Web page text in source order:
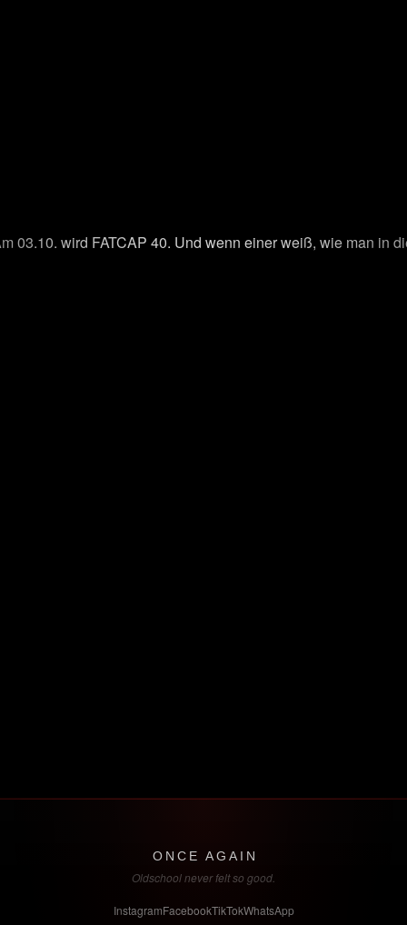
wird FATCAP 40. Und wenn einer weiß, wie man
ONCE AGAIN
Oldschool never felt so good.
InstagramFacebookTikTokWhatsApp